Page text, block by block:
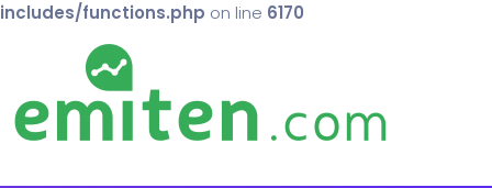
includes/functions.php on line 6170